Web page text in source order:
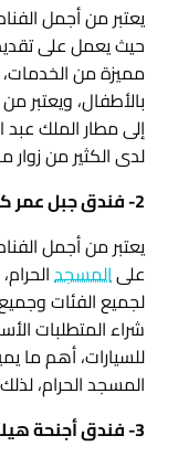
يعتبر من أجمل
حيث يعمل على
مميزة من الخدمات،
بالأطفال، ويعتبر
إلى مطار الملك عبد
لدى الكثير من زوار
2- فندق جبل عمر كونراد
يعتبر من أجمل
علىالمسجد
لجميع الفئات
شراء المتطلبات
للسيارات، أهم ما
المسجد الحرام،
3- فندق أجنحة هيلتون مكة